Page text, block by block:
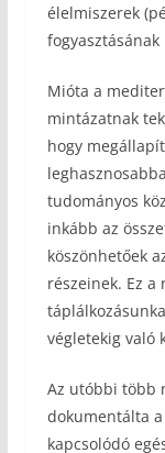
élelmiszerek
Mióta a
mintázatnak
hogy
tudományos
inkább az
köszönhetőek
részeinek. Ez
végletekig való
Az utóbbi több
dokumentálta
kapcsolódó